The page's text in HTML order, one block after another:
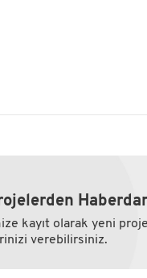
kayıt olarak yeni
verebilirsiniz.